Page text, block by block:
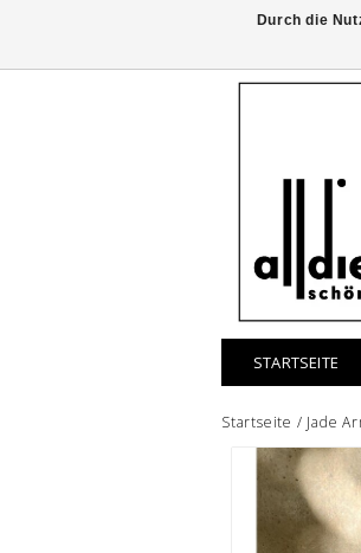
STARTSEITE
Startseite / Jade
Durch die